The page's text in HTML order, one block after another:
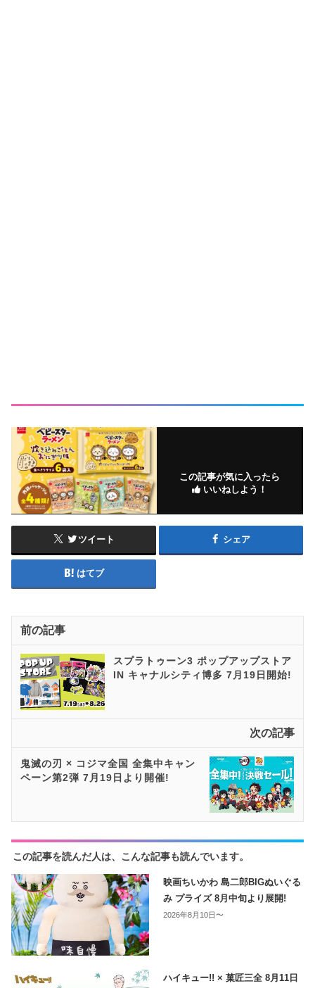
この記事が気に入ったら
いいねしよう！
ツイート シェア
はてブ
前の記事
スプラトゥーン3 ポップアップストア
IN キャナルシティ博多 7月19日開始!
次の記事
鬼滅の刃 × コジマ全国 全集中キャン
ペーン第2弾 7月19日より開催!
この記事を読んだ人は、こんな記事も読んでいます。
映画ちいかわ 島二郎BIGぬいぐる
み プライズ 8月中旬より展開!
2026年8月10日〜
ハイキュー!! × 菓匠三全 8月11日